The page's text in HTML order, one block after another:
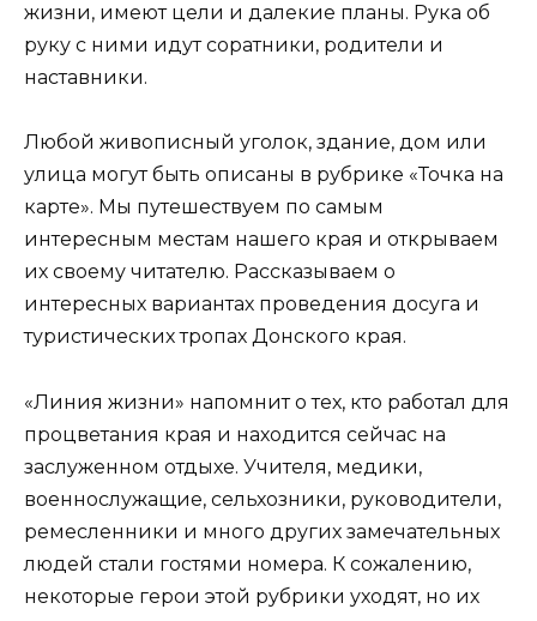
жизни, имеют цели и далекие планы. Рука об
руку с ними идут соратники, родители и
наставники.
Любой живописный уголок, здание, дом или
улица могут быть описаны в рубрике «Точка на
карте». Мы путешествуем по самым
интересным местам нашего края и открываем
их своему читателю. Рассказываем о
интересных вариантах проведения досуга и
туристических тропах Донского края.
«Линия жизни» напомнит о тех, кто работал для
процветания края и находится сейчас на
заслуженном отдыхе. Учителя, медики,
военнослужащие, сельхозники, руководители,
ремесленники и много других замечательных
людей стали гостями номера. К сожалению,
некоторые герои этой рубрики уходят, но их